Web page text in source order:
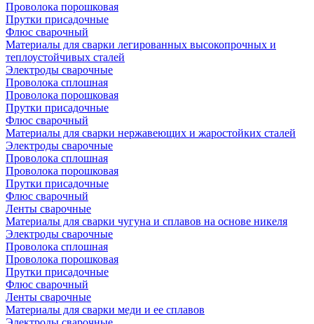
Проволока порошковая
Прутки присадочные
Флюс сварочный
Материалы для сварки легированных высокопрочных и
теплоустойчивых сталей
Электроды сварочные
Проволока сплошная
Проволока порошковая
Прутки присадочные
Флюс сварочный
Материалы для сварки нержавеющих и жаростойких сталей
Электроды сварочные
Проволока сплошная
Проволока порошковая
Прутки присадочные
Флюс сварочный
Ленты сварочные
Материалы для сварки чугуна и сплавов на основе никеля
Электроды сварочные
Проволока сплошная
Проволока порошковая
Прутки присадочные
Флюс сварочный
Ленты сварочные
Материалы для сварки меди и ее сплавов